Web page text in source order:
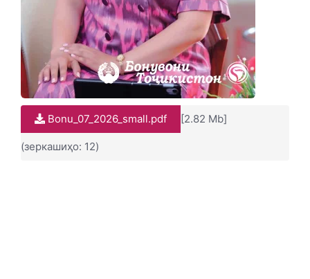
Bonu_07_2026_small.pdf [2.82 Mb]
(зеркашиҳо: 12)